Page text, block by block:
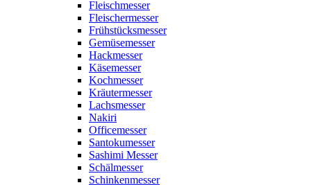
Fleischmesser
Fleischermesser
Frühstücksmesser
Gemüsemesser
Hackmesser
Käsemesser
Kochmesser
Kräutermesser
Lachsmesser
Nakiri
Officemesser
Santokumesser
Sashimi Messer
Schälmesser
Schinkenmesser